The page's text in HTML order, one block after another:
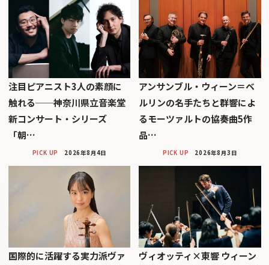
注目ピアニスト3人の素顔に
触れる──神奈川県立音楽堂
新コンサート・シリーズ
「朝…
PICK UP 2026年8月4日
アンサンブル・ウィーン＝ベ
ルリンの名手たちと群響によ
るモーツァルトの協奏曲5作
品…
PICK UP 2026年8月3日
国際的に活躍する実力派ヴァ
ヴィオッティ×東響 ウィーン